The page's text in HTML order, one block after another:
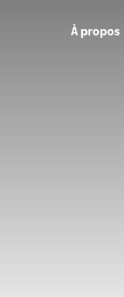
À propos